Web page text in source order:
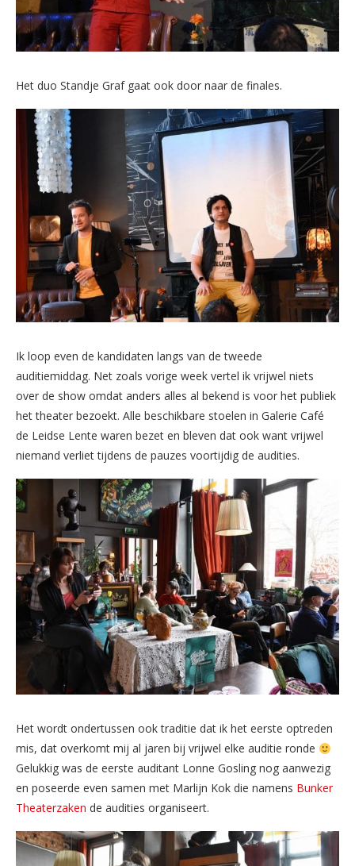
Het duo Standje Graf gaat ook door naar de finales.
Ik loop even de kandidaten langs van de tweede
auditiemiddag. Net zoals vorige week vertel ik vrijwel niets
over de show omdat anders alles al bekend is voor het publiek
het theater bezoekt. Alle beschikbare stoelen in Galerie Café
de Leidse Lente waren bezet en bleven dat ook want vrijwel
niemand verliet tijdens de pauzes voortijdig de audities.
Het wordt ondertussen ook traditie dat ik het eerste optreden
mis, dat overkomt mij al jaren bij vrijwel elke auditie ronde
Gelukkig was de eerste auditant Lonne Gosling nog aanwezig
en poseerde even samen met Marlijn Kok die namens Bunker
Theaterzaken de audities organiseert.